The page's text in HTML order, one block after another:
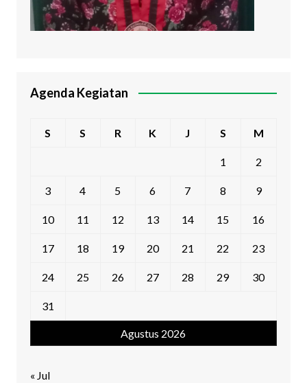
Agenda Kegiatan
Agustus 2026
S S R K J S M
1 2
3 4 5 6 7 8 9
10 11 12 13 14 15 16
17 18 19 20 21 22 23
24 25 26 27 28 29 30
31
« Jul